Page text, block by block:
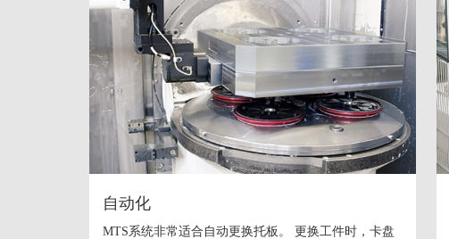
自动化
MTS系统非常适合自动更换托板。 更换工件时，卡盘